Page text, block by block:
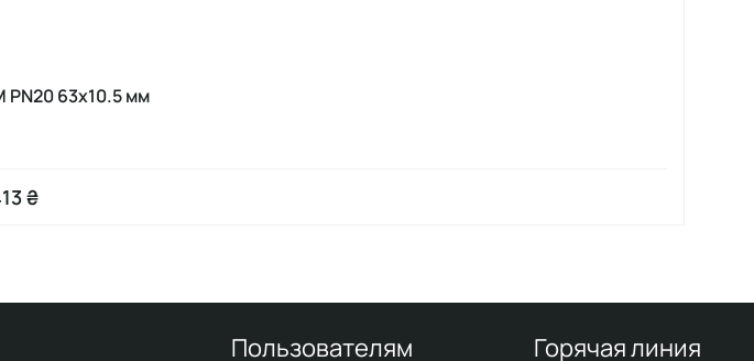
PN20 63x10.5 мм
₴
Пользователям Горячая линия